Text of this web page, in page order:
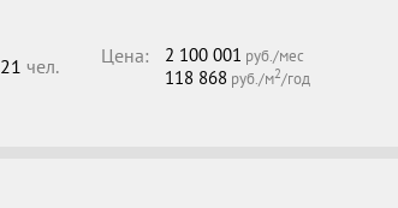
21 чел. Цена: 2 100 001 руб./мес
118 868 руб./м2/год